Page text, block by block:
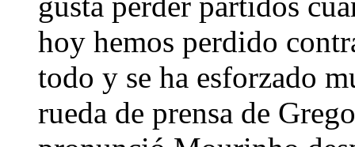
hoy hemos perdido
todo y se ha esforzado
rueda de prensa de